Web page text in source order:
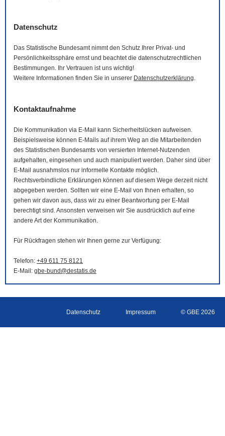
Datenschutz
Das Statistische Bundesamt nimmt den Schutz Ihrer Privat- und
Persönlichkeitssphäre ernst und beachtet die datenschutzrechtlichen
Bestimmungen. Ihr Vertrauen ist uns wichtig!
Weitere Informationen finden Sie in unserer Datenschutzerklärung.
Kontaktaufnahme
Die Kommunikation via E-Mail
kann Sicherheitslücken aufweisen.
Beispielsweise können E-Mails auf ihrem Weg an die Mitarbeitenden
des Statistischen Bundesamts von versierten Internet-Nutzenden
aufgehalten, eingesehen und auch manipuliert werden. Daher sind über
E-Mail ausnahmslos nur informelle Kontakte möglich.
Rechtsverbindliche Erklärungen können auf diesem Wege derzeit nicht
abgegeben werden. Sollten wir eine E-Mail von Ihnen erhalten, so
gehen wir davon aus, dass wir zu einer Beantwortung per E-Mail
berechtigt sind. Ansonsten verweisen wir Sie ausdrücklich auf eine
andere Art der Kommunikation.
Für Rückfragen stehen wir Ihnen gerne zur Verfügung:
Telefon: +49 611 75 8121
E-Mail : gbe-bund@destatis.de
Datenschutz Impressum © GBE 2026